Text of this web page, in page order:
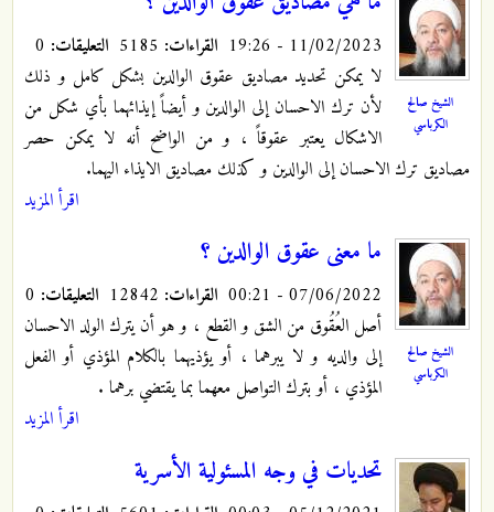
الشيخ صالح
الكرباسي
11/02/2023 - 19:26 القراءات: التعليقات:
لا يمكن تحديد مصاديق عقوق الوالدين بشكل كامل و ذلك
لأن ترك الاحسان إلى الوالدين و أيضاً إيذائهما بأي شكل من
الاشكال يعتبر عقوقاً ، و من الواضح أنه لا يمكن حصر
مصاديق ترك الاحسان إلى الوالدين و كذلك مصاديق الايذاء اليهما.
اقرأ المزيد
الشيخ صالح
الكرباسي
ما معنى عقوق الوالدين ؟
07/06/2022 - 00:21 القراءات: التعليقات:
أصل العُقُوق من الشق و القطع ، و هو أن يترك الولد الاحسان
إلى والديه و لا يبرهما ، أو يؤذيهما بالكلام المؤذي أو الفعل
المؤذي ، أو بترك التواصل معهما بما يقتضي برهما .
اقرأ المزيد
تحديات في وجه المسئولية الأسرية